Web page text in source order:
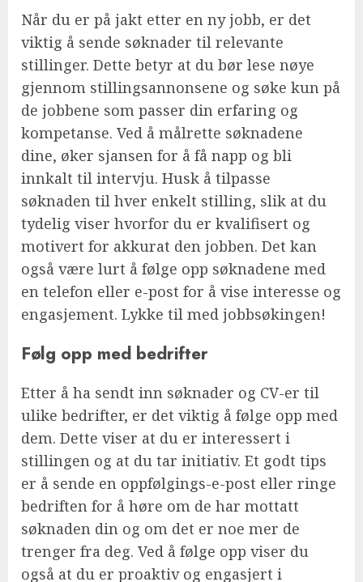
Når du er på jakt etter en ny jobb, er det
viktig å sende søknader til relevante
stillinger. Dette betyr at du bør lese nøye
gjennom stillingsannonsene og søke kun på
de jobbene som passer din erfaring og
kompetanse. Ved å målrette søknadene
dine, øker sjansen for å få napp og bli
innkalt til intervju. Husk å tilpasse
søknaden til hver enkelt stilling, slik at du
tydelig viser hvorfor du er kvalifisert og
motivert for akkurat den jobben. Det kan
også være lurt å følge opp søknadene med
en telefon eller e-post for å vise interesse og
engasjement. Lykke til med jobbsøkingen!
Følg opp med bedrifter
Etter å ha sendt inn søknader og CV-er til
ulike bedrifter, er det viktig å følge opp med
dem. Dette viser at du er interessert i
stillingen og at du tar initiativ. Et godt tips
er å sende en oppfølgings-e-post eller ringe
bedriften for å høre om de har mottatt
søknaden din og om det er noe mer de
trenger fra deg. Ved å følge opp viser du
også at du er proaktiv og engasjert i